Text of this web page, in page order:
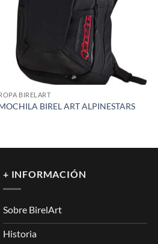
BIRELART
BIREL ART ALPINESTARS
+ INFORMACIÓN
Sobre BirelArt
Historia